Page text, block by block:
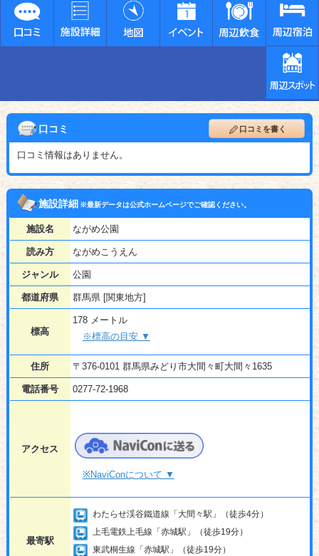
口コミ 口コミを書く
口コミ情報はありません。
施設詳細※最新データは公式ホームページでご確認ください。
施設名 ながめ公園
読み方 ながめこうえん
ジャンル 公園
都道府県 群馬県 [関東地方]
標高
178 メートル
※標高の目安 ▼
住所 〒376-0101 群馬県みどり市大間々町大間々1635
電話番号 0277-72-1968
アクセス
※NaviConについて ▼
最寄駅
わたらせ渓谷鐵道線「大間々駅」（徒歩4分）
上毛電鉄上毛線「赤城駅」（徒歩19分）
東武桐生線「赤城駅」（徒歩19分）